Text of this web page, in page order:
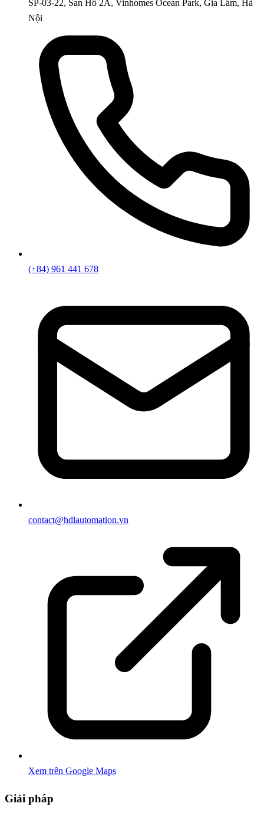
SP-03-22, San Hô 2A, Vinhomes Ocean Park, Gia Lâm, Hà
Nội
(+84) 961 441 678
contact@hdlautomation.vn
Xem trên Google Maps
Giải pháp